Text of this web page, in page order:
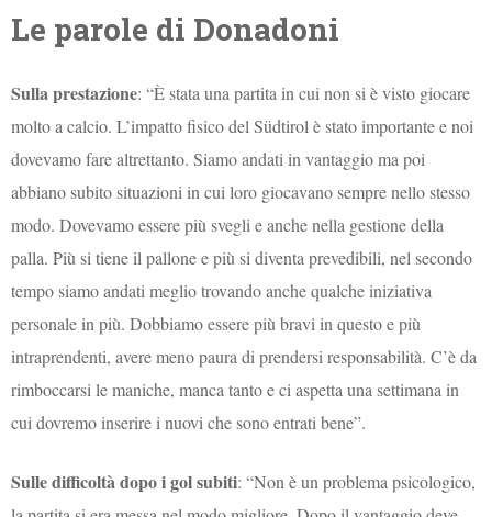
Le parole di Donadoni
Sulla prestazione: “È stata una partita in cui non si è visto giocare
molto a calcio. L’impatto fisico del Südtirol è stato importante e noi
dovevamo fare altrettanto. Siamo andati in vantaggio ma poi
abbiano subito situazioni in cui loro giocavano sempre nello stesso
modo. Dovevamo essere più svegli e anche nella gestione della
palla. Più si tiene il pallone e più si diventa prevedibili, nel secondo
tempo siamo andati meglio trovando anche qualche iniziativa
personale in più. Dobbiamo essere più bravi in questo e più
intraprendenti, avere meno paura di prendersi responsabilità. C’è da
rimboccarsi le maniche, manca tanto e ci aspetta una settimana in
cui dovremo inserire i nuovi che sono entrati bene”.
Sulle difficoltà dopo i gol subiti: “Non è un problema psicologico,